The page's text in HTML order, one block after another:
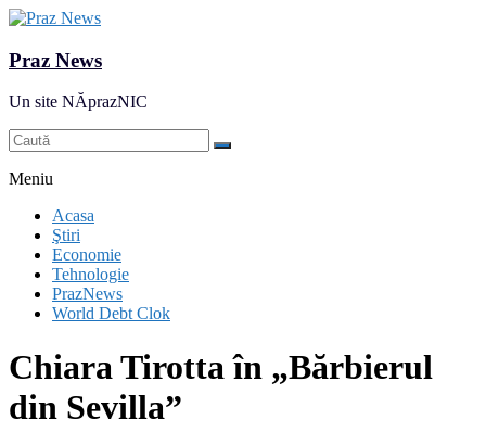
Praz News
Un site NĂprazNIC
Meniu
Acasa
Ştiri
Economie
Tehnologie
PrazNews
World Debt Clok
Chiara Tirotta în „Bărbierul
din Sevilla”